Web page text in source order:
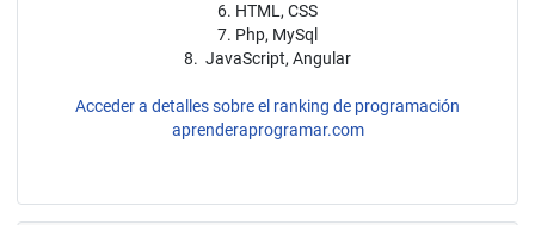
6. HTML, CSS
7. Php, MySql
8. JavaScript, Angular
Acceder a detalles sobre el ranking de programación
aprenderaprogramar.com